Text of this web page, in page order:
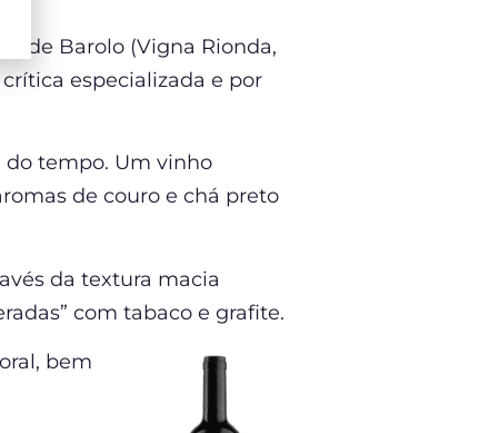
de Barolo (Vigna Rionda,
especializada e por
tempo. Um vinho
de couro e chá preto
da textura macia
com tabaco e grafite.
bem